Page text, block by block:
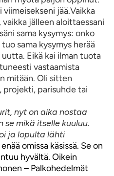
viimeisekseni jää.Vaikka
jälleen aloittaessani
sama kysymys: onko
sama kysymys herää
Eikä kai ilman tuota
vastaamista
mitään. Oli sitten
projekti, parisuhde tai
nyt on aika nostaa
mikä itselle kuuluu.
ja lopulta lähti
omissa käsissä. Se on
hyvältä. Oikein
– Palkohedelmät